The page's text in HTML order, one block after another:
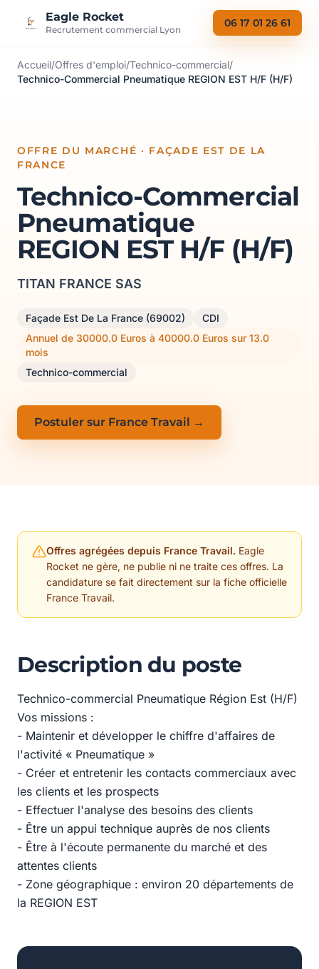
Eagle Rocket
Recrutement commercial Lyon
06 17 01 26 61
Accueil/Offres d'emploi/Technico-commercial/
Technico-Commercial Pneumatique REGION EST H/F (H/F)
OFFRE DU MARCHÉ · FAÇADE EST DE LA
FRANCE
Technico-Commercial
Pneumatique
REGION EST H/F (H/F)
TITAN FRANCE SAS
Façade Est De La France (69002)
CDI
Annuel de 30000.0 Euros à 40000.0 Euros sur 13.0
mois
Technico-commercial
Postuler sur France Travail →
Offres agrégées depuis France Travail. Eagle
Rocket ne gère, ne publie ni ne traite ces offres. La
candidature se fait directement sur la fiche officielle
France Travail.
Description du poste
Technico-commercial Pneumatique Région Est (H/F)
Vos missions :
- Maintenir et développer le chiffre d'affaires de
l'activité « Pneumatique »
- Créer et entretenir les contacts commerciaux avec
les clients et les prospects
- Effectuer l'analyse des besoins des clients
- Être un appui technique auprès de nos clients
- Être à l'écoute permanente du marché et des
attentes clients
- Zone géographique : environ 20 départements de
la REGION EST